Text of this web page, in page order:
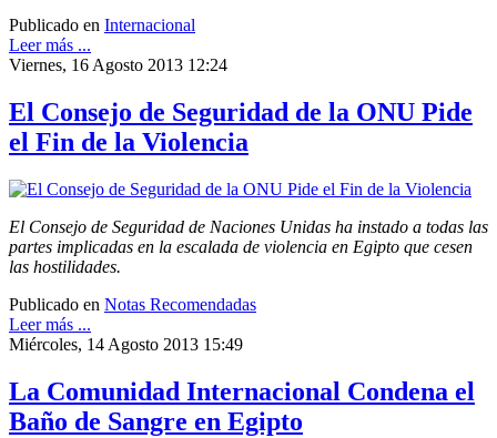
Publicado en Internacional
Leer más ...
Viernes, 16 Agosto 2013 12:24
El Consejo de Seguridad de la ONU Pide
el Fin de la Violencia
El Consejo de Seguridad de Naciones Unidas ha instado a todas las
partes implicadas en la escalada de violencia en Egipto que cesen
las hostilidades.
Publicado en Notas Recomendadas
Leer más ...
Miércoles, 14 Agosto 2013 15:49
La Comunidad Internacional Condena el
Baño de Sangre en Egipto